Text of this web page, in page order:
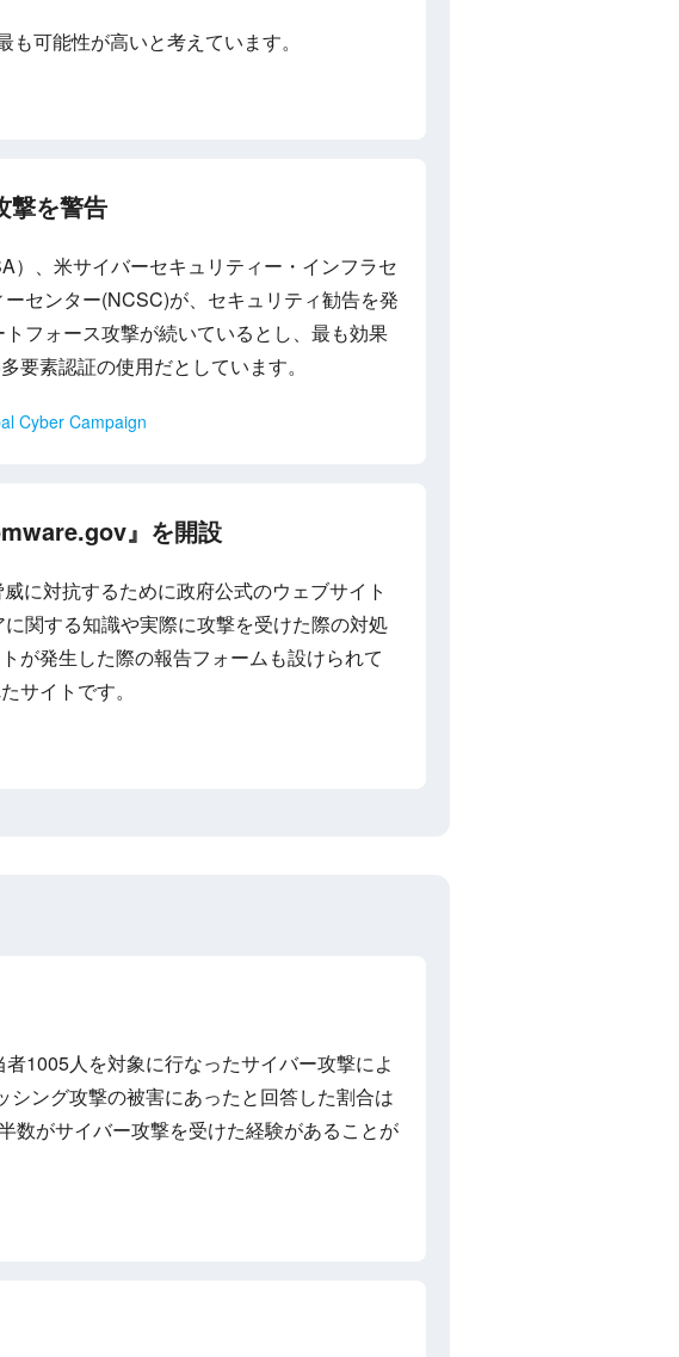
可能性が高いと考えています。
撃を警告
、米サイバーセキュリティー・インフラセ
センター(NCSC)が、セキュリティ勧告を発
フォース攻撃が続いているとし、最も効果
要素認証の使用だとしています。
Cyber Campaign
』を開設
に対抗するために政府公式のウェブサイト
関する知識や実際に攻撃を受けた際の対処
が発生した際の報告フォームも設けられて
サイトです。
1005人を対象に行なったサイバー攻撃によ
ング攻撃の被害にあったと回答した割合は
数がサイバー攻撃を受けた経験があることが